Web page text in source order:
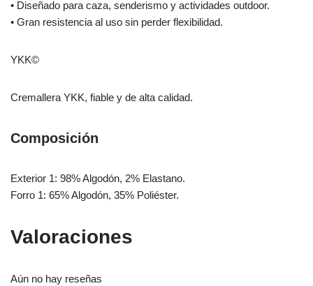
• Diseñado para caza, senderismo y actividades outdoor.
• Gran resistencia al uso sin perder flexibilidad.
YKK©
Cremallera YKK, fiable y de alta calidad.
Composición
Exterior 1: 98% Algodón, 2% Elastano.
Forro 1: 65% Algodón, 35% Poliéster.
Valoraciones
Aún no hay reseñas